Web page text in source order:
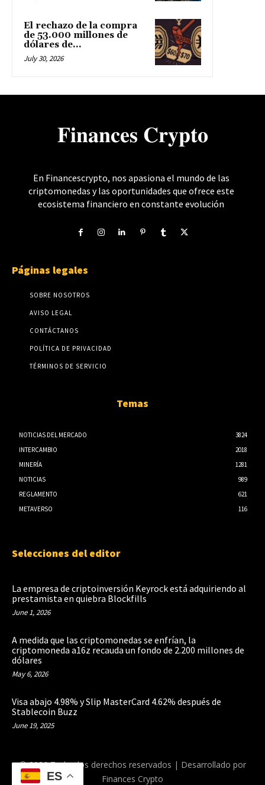
El rechazo de la compra
de 53.000 millones de
dólares de...
July 30, 2026
𝐅𝐢𝐧𝐚𝐧𝐜𝐞𝐬 𝐂𝐫𝐲𝐩𝐭𝐨
En Financescrypto, nos apasiona el mundo de las
criptomonedas y las oportunidades que ofrece este
ecosistema financiero en constante evolución
Páginas legales
SOBRE NOSOTROS
AVISO LEGAL
CONTÁCTANOS
POLÍTICA DE PRIVACIDAD
TÉRMINOS DE SERVICIO
Temas
NOTICIAS DEL MERCADO
3824
INTERCAMBIO
2018
MINERÍA
1281
NOTICIAS
989
REGLAMENTO
621
METAVERSO
116
Selecciones del editor
La empresa de criptoinversión Keyrock está adquiriendo al
prestamista en quiebra Blockfills
June 1, 2026
A medida que las criptomonedas se enfrían, la
criptomoneda a16z recauda un fondo de 2.200 millones de
dólares
May 6, 2026
Visa abajo 4.98% y Slip MasterCard 4.62% después de
Stablecoin Buzz
June 19, 2025
© 2026 Todos los derechos reservados | Desarrollado por
Finances Crypto
ES